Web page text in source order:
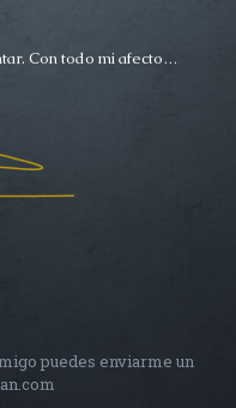
Con todo mi afecto…
puedes enviarme un